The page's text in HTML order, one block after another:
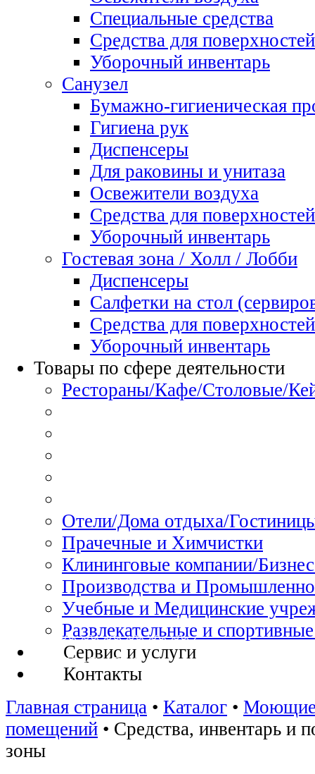
Специальные средства
Средства для поверхностей
Уборочный инвентарь
Санузел
Бумажно-гигиеническая
Гигиена рук
Диспенсеры
Для раковины и унитаза
Освежители воздуха
Средства для поверхностей
Уборочный инвентарь
Гостевая зона / Холл / Лобби
Диспенсеры
Салфетки на стол
Средства для поверхностей
Уборочный инвентарь
Товары по сфере деятельности
Рестораны/Кафе/Столовые/
Отели/Дома отдыха/
Прачечные и Химчистки
Клининговые компании/
Производства и
Учебные и Медицинские
Развлекательные и
Сервис и услуги
Контакты
Главная страница • Каталог • Моющие
помещений • Средства, инвентарь и
зоны